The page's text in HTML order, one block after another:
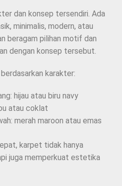
dan konsep tersendiri. Ada
minimalis, modern, atau
beragam pilihan motif dan
dengan konsep tersebut.
karakter:
hijau atau biru navy
atau coklat
merah maroon atau emas
karpet tidak hanya
juga memperkuat estetika